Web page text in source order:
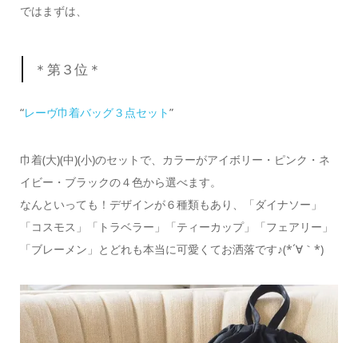
ではまずは、
＊第３位＊
“レーヴ巾着バッグ３点セット”
巾着(大)(中)(小)のセットで、カラーがアイボリー・ピンク・ネ
イビー・ブラックの４色から選べます。
なんといっても！デザインが６種類もあり、「ダイナソー」
「コスモス」「トラベラー」「ティーカップ」「フェアリー」
「ブレーメン」とどれも本当に可愛くてお洒落です♪(*´∀｀*)